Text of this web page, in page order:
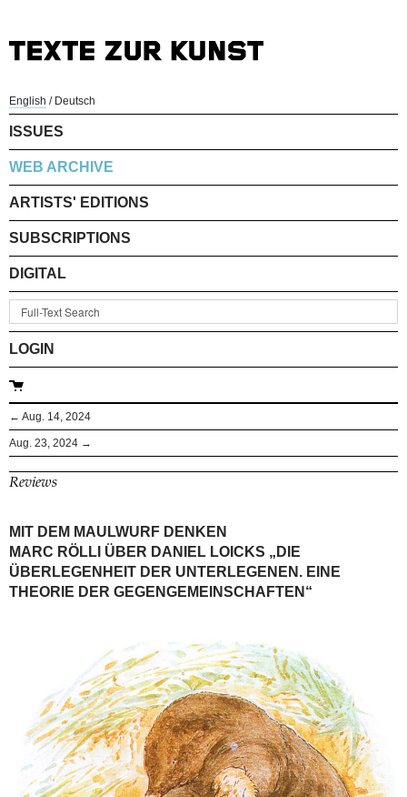
English / Deutsch
ISSUES
WEB ARCHIVE
ARTISTS' EDITIONS
SUBSCRIPTIONS
DIGITAL
LOGIN
← Aug. 14, 2024
Aug. 23, 2024 →
Reviews
MIT DEM MAULWURF DENKEN
MARC RÖLLI ÜBER DANIEL LOICKS „DIE
ÜBERLEGENHEIT DER UNTERLEGENEN. EINE
THEORIE DER GEGENGEMEINSCHAFTEN“